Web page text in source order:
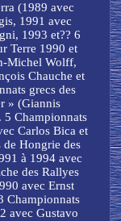
(1989 avec
1991 avec
1993 et?? 6
Terre 1990 et
Michel Wolff,
Chauche et
grecs des
» (Giannis
5 Championnats
Carlos Bica et
de Hongrie des
à 1994 avec
des Rallyes
avec Ernst
Championnats
avec Gustavo